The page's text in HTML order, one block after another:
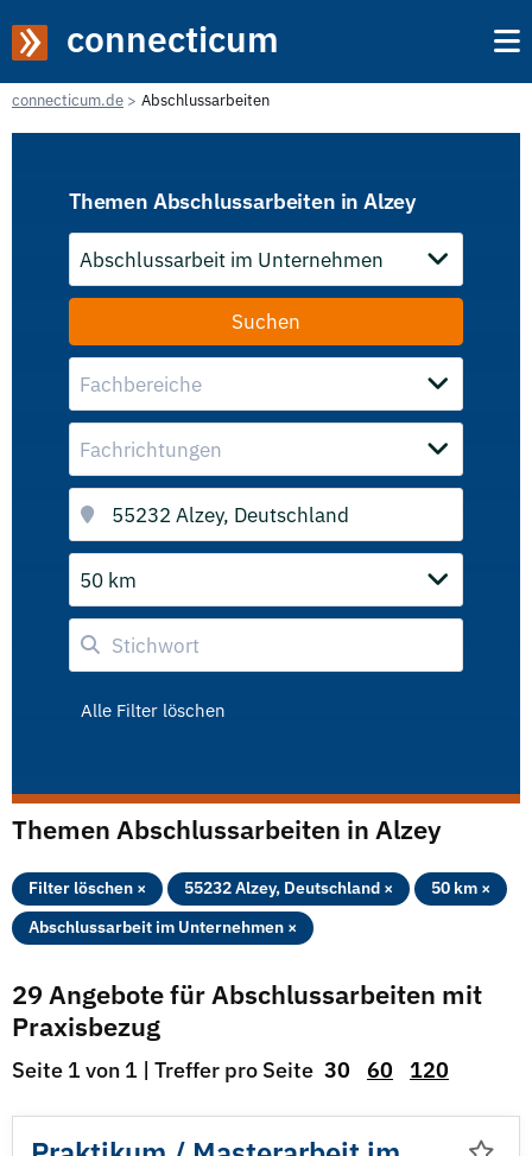
connecticum
connecticum.de Abschlussarbeiten
Themen Abschlussarbeiten in Alzey
Abschlussarbeit im Unternehmen
Fachbereiche
Fachrichtungen
50 km
Alle Filter löschen
Themen Abschlussarbeiten in Alzey
Filter löschen × 55232 Alzey, Deutschland ×
50 km ×
Abschlussarbeit im Unternehmen ×
29 Angebote für Abschlussarbeiten mit
Praxisbezug
Seite 1 von 1 | Treffer pro Seite 30 60 120